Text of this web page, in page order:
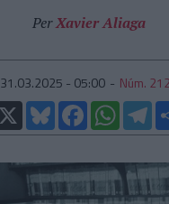
PerXavier Aliaga
31.03.2025 - 05:00
Núm.
X
BlueskyFacebook